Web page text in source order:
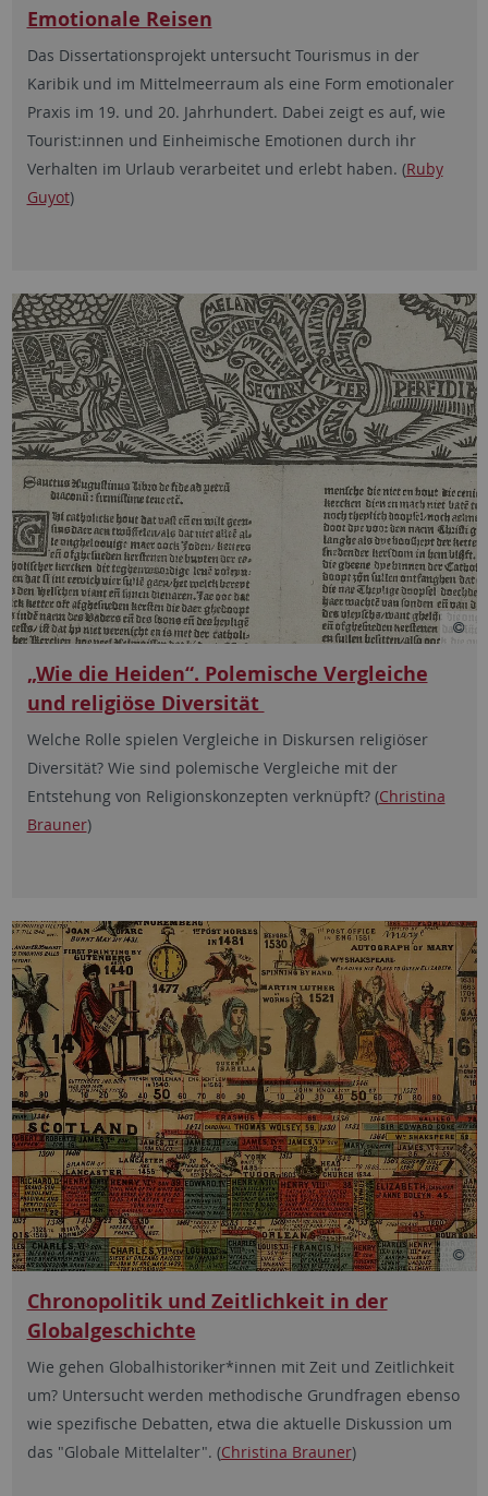
Emotionale Reisen
Das Dissertationsprojekt untersucht Tourismus in der
Karibik und im Mittelmeerraum als eine Form emotionaler
Praxis im 19. und 20. Jahrhundert. Dabei zeigt es auf, wie
Tourist:innen und Einheimische Emotionen durch ihr
Verhalten im Urlaub verarbeitet und erlebt haben. (Ruby
Guyot)
„Wie die Heiden“. Polemische Vergleiche
und religiöse Diversität
Welche Rolle spielen Vergleiche in Diskursen religiöser
Diversität? Wie sind polemische Vergleiche mit der
Entstehung von Religionskonzepten verknüpft? (Christina
Brauner)
Chronopolitik und Zeitlichkeit in der
Globalgeschichte
Wie gehen Globalhistoriker*innen mit Zeit und Zeitlichkeit
um? Untersucht werden methodische Grundfragen ebenso
wie spezifische Debatten, etwa die aktuelle Diskussion um
das "Globale Mittelalter". (Christina Brauner)